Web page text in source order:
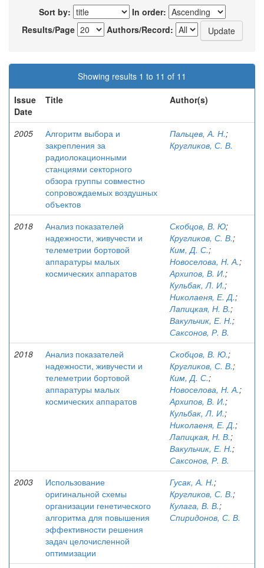
Sort by:
In order:
Results/Page
Authors/Record:
Showing results 1 to 11 of 11
Issue
Date
Title Author(s)
2005
Алгоритм выбора и
закрепления за
радиолокационными
станциями секторного
обзора группы совместно
сопровождаемых воздушных
объектов
Пальцев, А. Н.;
Кругликов, С. В.
2018
Анализ показателей
надежности, живучести и
телеметрии бортовой
аппаратуры малых
космических аппаратов
Скобцов, В. Ю;
Кругликов, С. В.;
Ким, Д. С.;
Новоселова, Н. А.;
Архипов, В. И.;
Кульбак, Л. И.;
Николаеня, Е. Д.;
Лапицкая, Н. В.;
Вакульчик, Е. Н.;
Саксонов, Р. В.
2018
Анализ показателей
надежности, живучести и
телеметрии бортовой
аппаратуры малых
космических аппаратов
Скобцов, В. Ю.;
Кругликов, С. В.;
Ким, Д. С.;
Новоселова, Н. А.;
Архипов, В. И.;
Кульбак, Л. И.;
Николаеня, Е. Д.;
Лапицкая, Н. В.;
Вакульчик, Е. Н.;
Саксонов, Р. В.
2003
Использование
оригинальной схемы
организации генетического
алгоритма для повышения
эффективности решения
задач целочисленной
оптимизации
Гусак, А. Н.;
Кругликов, С. В.;
Кулага, В. В.;
Спиридонов, С. В.